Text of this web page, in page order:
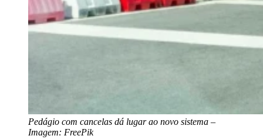
Pedágio com cancelas dá lugar ao novo sistema –
Imagem: FreePik